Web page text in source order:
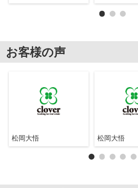
お客様の声
松岡大悟 松岡大悟